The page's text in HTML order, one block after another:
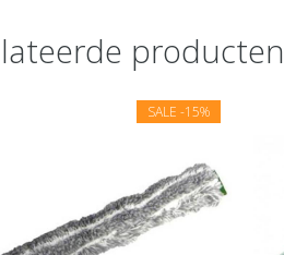
producten
SALE -15%